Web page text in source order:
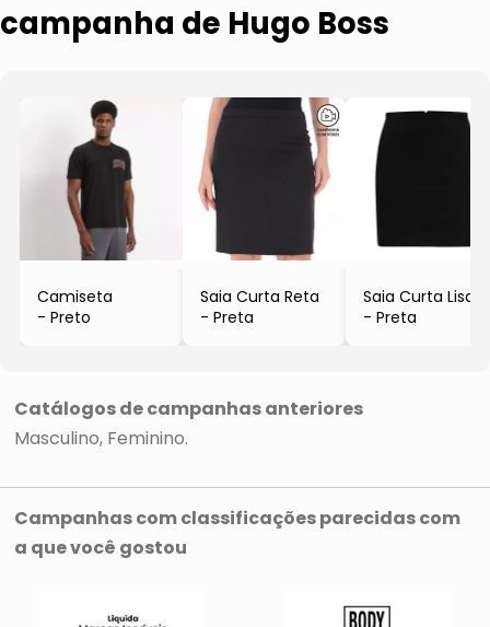
campanha de Hugo Boss
Camiseta
- Preto
Saia Curta Reta
- Preta
Saia Curta Lisa
- Preta
Catálogos de campanhas anteriores
Masculino Feminino
Campanhas com classificações parecidas com
a que você gostou